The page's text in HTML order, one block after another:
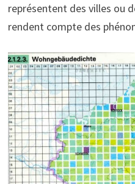
représentent des villes ou
rendent compte des